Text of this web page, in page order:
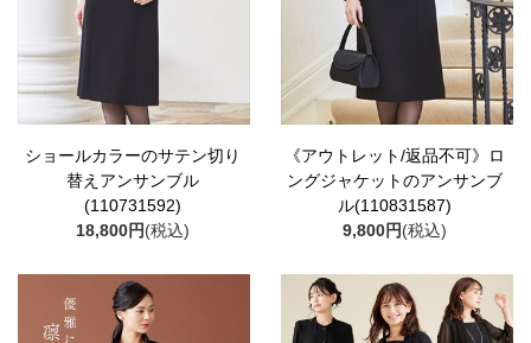
ショールカラーのサテン切り
替えアンサンブル
(110731592)
18,800円(税込)
《アウトレット/返品不可》ロ
ングジャケットのアンサンブ
ル(110831587)
9,800円(税込)